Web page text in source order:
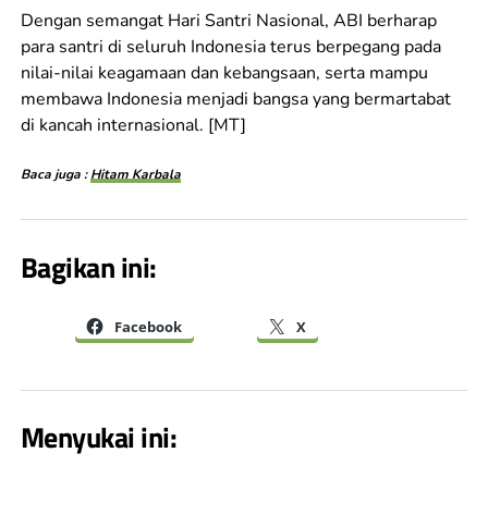
Dengan semangat Hari Santri Nasional, ABI berharap
para santri di seluruh Indonesia terus berpegang pada
nilai-nilai keagamaan dan kebangsaan, serta mampu
membawa Indonesia menjadi bangsa yang bermartabat
di kancah internasional. [MT]
Baca juga :Hitam Karbala
Bagikan ini:
Facebook X
Menyukai ini: